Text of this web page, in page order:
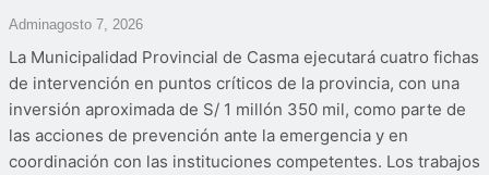
AdminAgosto 7, 2026
La Municipalidad Provincial de Casma ejecutará cuatro fichas
de intervención en puntos críticos de la provincia, con una
inversión aproximada de S/ 1 millón 350 mil, como parte de
las acciones de prevención ante la emergencia y en
coordinación con las instituciones competentes. Los trabajos